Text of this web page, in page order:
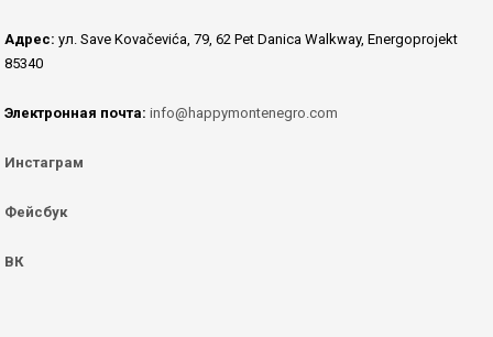
Адрес: ул. Save Kovačevića, 79, 62 Pet Danica Walkway, Energoprojekt
85340
Электронная почта: info@happymontenegro.com
Инстаграм
Фейсбук
ВК